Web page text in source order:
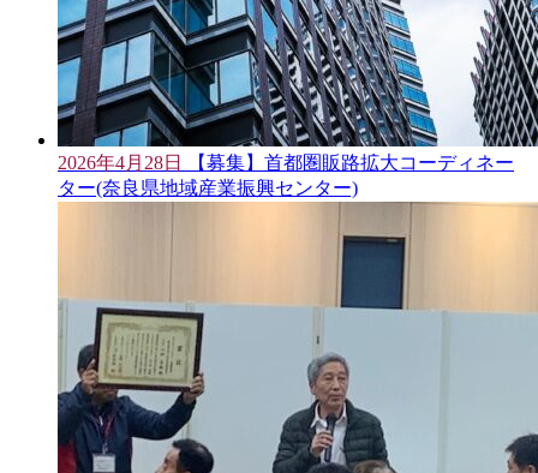
2026年4月28日
【募集】首都圏販路拡大コーディネー
ター(奈良県地域産業振興センター)